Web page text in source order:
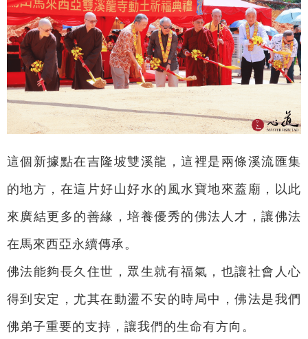
這個新據點在吉隆坡雙溪龍，這裡是兩條溪流匯集
的地方，在這片好山好水的風水寶地來蓋廟，以此
來廣結更多的善緣，培養優秀的佛法人才，讓佛法
在馬來西亞永續傳承。
佛法能夠長久住世，眾生就有福氣，也讓社會人心
得到安定，尤其在動盪不安的時局中，佛法是我們
佛弟子重要的支持，讓我們的生命有方向。